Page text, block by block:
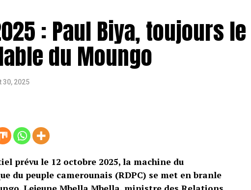
: Paul Biya, toujours le
du Moungo
30, 2025
prévu le 12 octobre 2025, la machine du
du peuple camerounais (RDPC) se met en branle